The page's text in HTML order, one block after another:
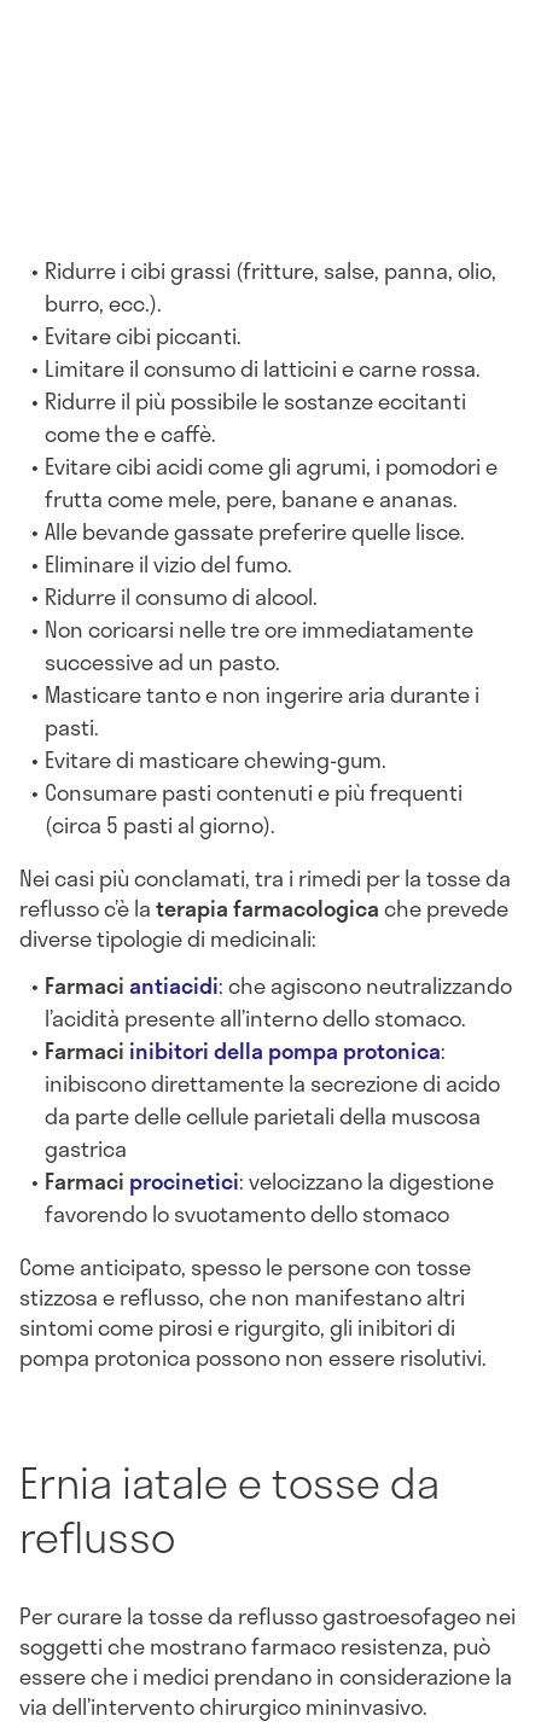
Ridurre i cibi grassi (fritture, salse, panna, olio,
burro, ecc.).
Evitare cibi piccanti.
Limitare il consumo di latticini e carne rossa.
Ridurre il più possibile le sostanze eccitanti
come the e caffè.
Evitare cibi acidi come gli agrumi, i pomodori e
frutta come mele, pere, banane e ananas.
Alle bevande gassate preferire quelle lisce.
Eliminare il vizio del fumo.
Ridurre il consumo di alcool.
Non coricarsi nelle tre ore immediatamente
successive ad un pasto.
Masticare tanto e non ingerire aria durante i
pasti.
Evitare di masticare chewing-gum.
Consumare pasti contenuti e più frequenti
(circa 5 pasti al giorno).
Nei casi più conclamati, tra i rimedi per la tosse da
reflusso c’è laterapia farmacologicache prevede
diverse tipologie di medicinali:
Farmaciantiacidi: che agiscono neutralizzando
l’acidità presente all’interno dello stomaco.
Farmaci inibitori della pompa protonica:
inibiscono direttamente la secrezione di acido
da parte delle cellule parietali della muscosa
gastrica
Farmaci procinetici: velocizzano la digestione
favorendo lo svuotamento dello stomaco
Come anticipato, spessole persone con tosse
stizzosa e reflusso, che non manifestano altri
sintomi come pirosi e rigurgito, gli inibitori di
pompa protonica possono non essere risolutivi.
Ernia iatale e tosse da
reflusso
Per curare la tosse da reflusso gastroesofageo nei
soggetti che mostrano farmaco resistenza, può
essere che i medici prendano in considerazione la
via dell’intervento chirurgico mininvasivo.